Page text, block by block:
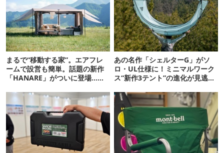
まるで“移動する家”。エアフレ
ームで設営も簡単。話題の新作
「HANARE」がついに登場…！
あの名作「シェルターG」がソ
ロ・UL仕様に！ミニマルワーク
ス“新作3テント”の進化が見逃せ